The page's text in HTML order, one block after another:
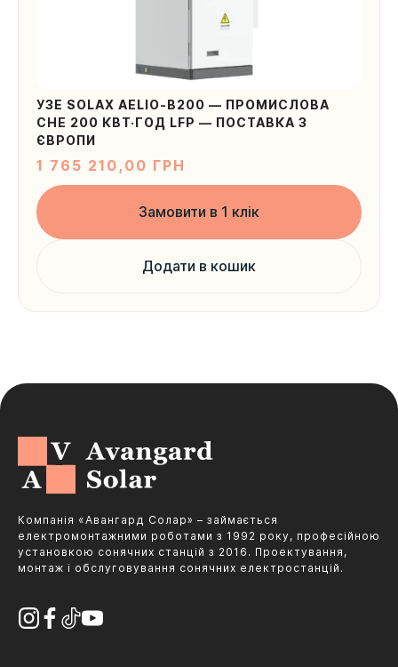
УЗЕ SOLAX AELIO-B200 — ПРОМИСЛОВА
СНЕ 200 КВТ·ГОД LFP — ПОСТАВКА З
ЄВРОПИ
1 765 210,00 ГРН
Замовити в 1 клік
Додати в кошик
Компанія «Авангард Солар» – займається
електромонтажними роботами з 1992 року, професійною
установкою сонячних станцій з 2016. Проектування,
монтаж і обслуговування сонячних електростанцій.